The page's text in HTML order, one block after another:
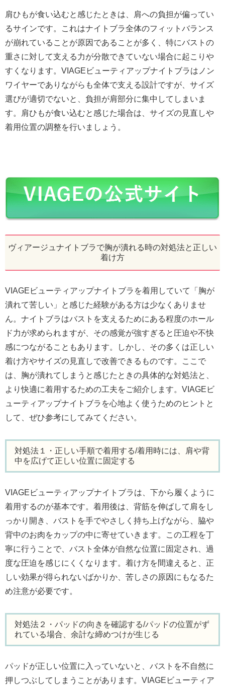
肩ひもが食い込むと感じたときは、肩への負担が偏ってい
るサインです。これはナイトブラ全体のフィットバランス
が崩れていることが原因であることが多く、特にバストの
重さに対して支える力が分散できていない場合に起こりや
すくなります。VIAGEビューティアップナイトブラはノン
ワイヤーでありながらも全体で支える設計ですが、サイズ
選びが適切でないと、負担が肩部分に集中してしまいま
す。肩ひもが食い込むと感じた場合は、サイズの見直しや
着用位置の調整を行いましょう。
ヴィアージュナイトブラで胸が潰れる時の対処法と正しい
着け方
VIAGEビューティアップナイトブラを着用していて「胸が
潰れて苦しい」と感じた経験がある方は少なくありませ
ん。ナイトブラはバストを支えるためにある程度のホール
ド力が求められますが、その感覚が強すぎると圧迫や不快
感につながることもあります。しかし、その多くは正しい
着け方やサイズの見直しで改善できるものです。ここで
は、胸が潰れてしまうと感じたときの具体的な対処法と、
より快適に着用するための工夫をご紹介します。VIAGEビ
ューティアップナイトブラを心地よく使うためのヒントと
して、ぜひ参考にしてみてください。
対処法１・正しい手順で着用する/着用時には、肩や背
中を広げて正しい位置に固定する
VIAGEビューティアップナイトブラは、下から履くように
着用するのが基本です。着用後は、背筋を伸ばして肩をし
っかり開き、バストを手でやさしく持ち上げながら、脇や
背中のお肉をカップの中に寄せていきます。この工程を丁
寧に行うことで、バスト全体が自然な位置に固定され、過
度な圧迫を感じにくくなります。着け方を間違えると、正
しい効果が得られないばかりか、苦しさの原因にもなるた
め注意が必要です。
対処法２・パッドの向きを確認する/パッドの位置がず
れている場合、余計な締めつけが生じる
パッドが正しい位置に入っていないと、バストを不自然に
押しつぶしてしまうことがあります。VIAGEビューティア